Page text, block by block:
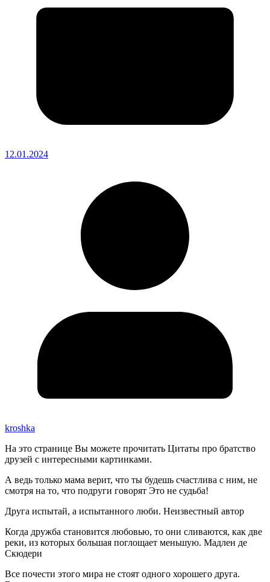
12.01.2024
kroshka
На это странице Вы можете прочитать Цитаты про братство
друзей с интересными картинками.
А ведь только мама верит, что ты будешь счастлива с ним, не
смотря на то, что подруги говорят Это не судьба!
Друга испытай, а испытанного люби. Неизвестный автор
Когда дружба становится любовью, то они сливаются, как две
реки, из которых большая поглощает меньшую. Мадлен де
Скюдери
Все почести этого мира не стоят одного хорошего друга.